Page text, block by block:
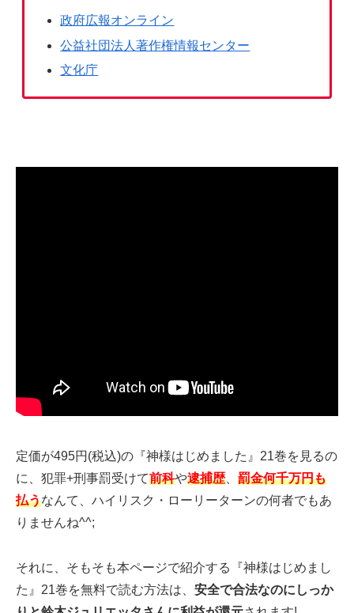
政府広報オンライン
公益社団法人著作権情報センター
文化庁
定価が495円(税込)の『神様はじめました』21巻を見るの
に、犯罪+刑事罰受けて前科や逮捕歴、 罰金何千万円も
払うなんて、ハイリスク・ローリーターンの何者でもあ
りませんね^^;
それに、そもそも本ページで紹介する『神様はじめまし
た』21巻を無料で読む方法は、 安全で合法なのにしっか